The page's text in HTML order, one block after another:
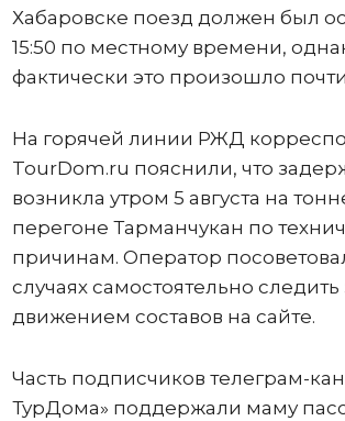
Хабаровске поезд должен был
15:50 по местному времени,
фактически это произошло
На горячей линии РЖД
TourDom.ru пояснили, что
возникла утром 5 августа на
перегоне Тарманчукан по
причинам. Оператор
случаях самостоятельно следить
движением составов на сайте.
Часть подписчиков телеграм-
ТурДома» поддержали маму